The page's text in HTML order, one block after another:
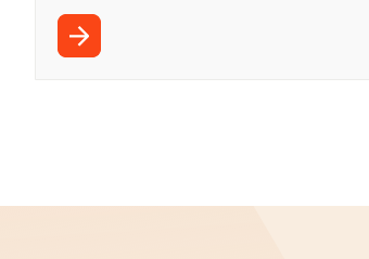
integração em segundos, em qualquer
linguagem.